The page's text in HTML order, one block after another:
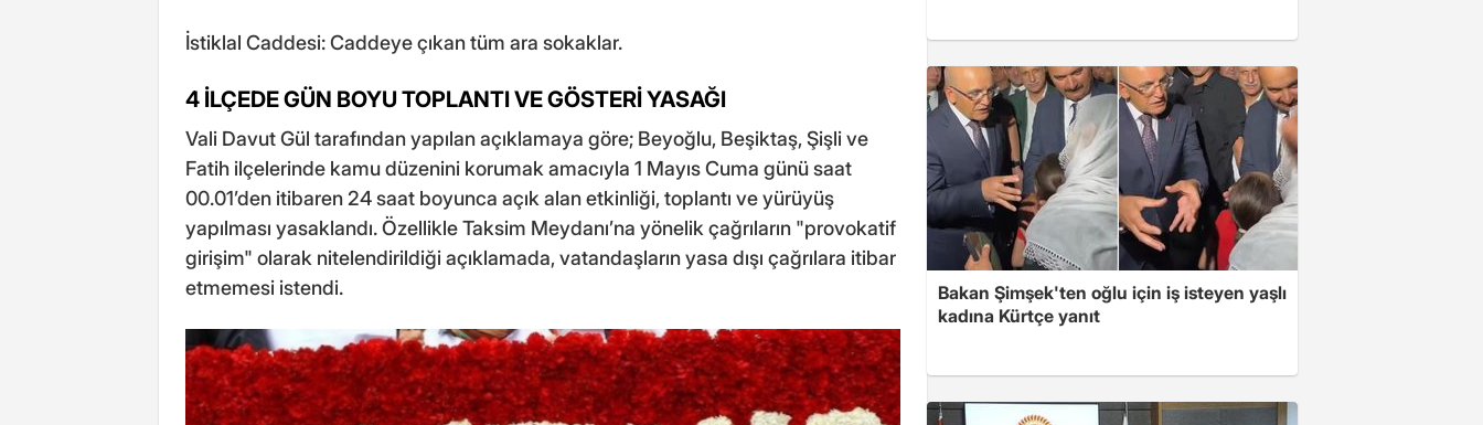
İstiklal Caddesi: Caddeye çıkan tüm ara sokaklar.
4 İLÇEDE GÜN BOYU TOPLANTI VE GÖSTERİ YASAĞI
Vali Davut Gül tarafından yapılan açıklamaya göre; Beyoğlu, Beşiktaş, Şişli ve
Fatih ilçelerinde kamu düzenini korumak amacıyla 1 Mayıs Cuma günü saat
00.01’den itibaren 24 saat boyunca açık alan etkinliği, toplantı ve yürüyüş
yapılması yasaklandı. Özellikle Taksim Meydanı’na yönelik çağrıların "provokatif
girişim" olarak nitelendirildiği açıklamada, vatandaşların yasa dışı çağrılara itibar
etmemesi istendi.
Bakan Şimşek'ten oğlu için iş isteyen yaşlı
kadına Kürtçe yanıt